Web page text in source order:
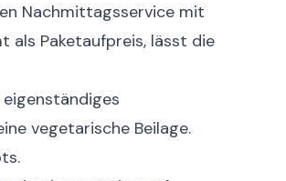
Nachmittagsservice mit
als Paketaufpreis, lässt die
vegetarische Beilage.